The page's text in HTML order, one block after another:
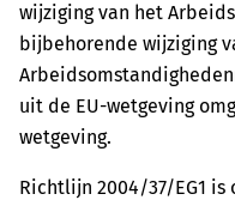
wijziging van het
bijbehorende wijziging
uit de EU-wetgeving
wetgeving.
Richtlijn 2004/37/EG1 is